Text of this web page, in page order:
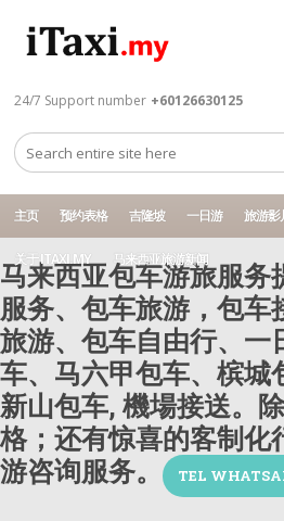
24/7 Support number +60126630125
主页 预约表格 吉隆坡 一日游 旅游影
关于 ITAXI.MY 马来西亚旅游新闻
马来西亚包车游旅服务
服务、包车旅游，包车
旅游、包车自由行、一
车、马六甲包车、槟城
新山包车, 機場接送。
格；还有惊喜的客制化
游咨询服务。
TEL